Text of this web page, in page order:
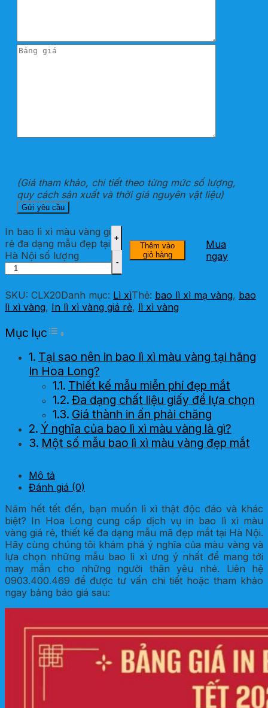
(Giá tham khảo, chi tiết theo từng mức số lượng,
quy cách sản xuất và thời giá nguyên vật liệu)
In bao lì xì màu vàng giá
rẻ đa dạng mẫu đẹp tại
Hà Nội số lượng
Thêm vào
giỏ hàng
Mua
ngay
SKU: CLX20Danh mục: Lì xìThẻ: bao lì xì mạ vàng, bao
lì xì vàng, In lì xì vàng giá rẻ, lì xì vàng
Mục lục Toggle Table of Content
Tại sao nên in bao lì xì màu vàng tại hãng
In Hoa Long?
Thiết kế mẫu miễn phí đẹp mắt
Đa dạng chất liệu giấy để lựa chọn
Giá thành in ấn phải chăng
Ý nghĩa của bao lì xì màu vàng là gì?
Một số mẫu bao lì xì màu vàng đẹp mắt
Mô tả
Đánh giá (0)
Năm hết tết đến, bạn muốn lì xì thật độc đáo và khác
biệt? In Hoa Long cung cấp dịch vụ in bao lì xì màu
vàng giá rẻ, thiết kế đa dạng mẫu mã đẹp mắt tại Hà Nội.
Hãy cùng chúng tôi khám phá ý nghĩa của màu vàng và
lựa chọn những mẫu bao lì xì ưng ý nhất để mang tới
may mắn cho những người thân yêu nhé. Liên hệ
0903.400.469 để được tư vấn chi tiết hoặc tham khảo
ngay bảng báo giá sau: